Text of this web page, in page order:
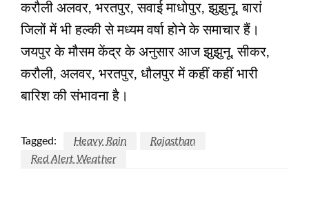
करौली अलवर, भरतपुर, सवाई माधोपुर, झुझुनू, बारां
जिलों में भी हल्की से मध्यम वर्षा होने के समाचार हैं।
जयपुर के मौसम केंद्र के अनुसार आज झुझुनू, सीकर,
करौली, अलवर, भरतपुर, धौलपुर में कहीं कहीं भारी
बारिश की संभावना है।
Tagged: Heavy Rain
Rajasthan
Red Alert Weather